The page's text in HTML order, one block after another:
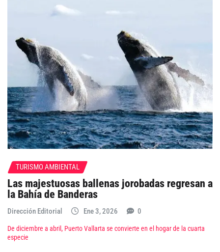
TURISMO AMBIENTAL
Las majestuosas ballenas jorobadas regresan a
la Bahía de Banderas
Dirección Editorial Ene 3, 2026 0
De diciembre a abril, Puerto Vallarta se convierte en el hogar de la cuarta
especie